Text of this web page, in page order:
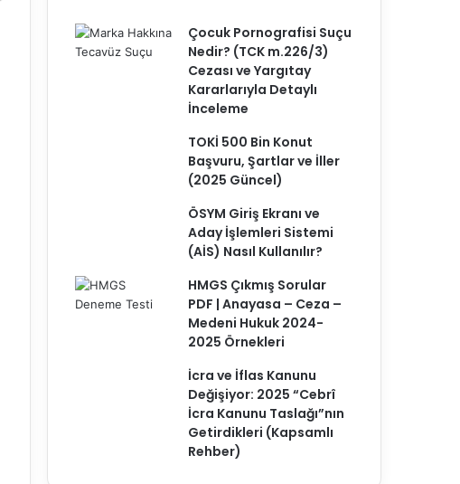
Çocuk Pornografisi Suçu
Nedir? (TCK m.226/3)
Cezası ve Yargıtay
Kararlarıyla Detaylı
İnceleme
TOKİ 500 Bin Konut
Başvuru, Şartlar ve İller
(2025 Güncel)
ÖSYM Giriş Ekranı ve
Aday İşlemleri Sistemi
(AİS) Nasıl Kullanılır?
HMGS Çıkmış Sorular
PDF | Anayasa – Ceza –
Medeni Hukuk 2024-
2025 Örnekleri
İcra ve İflas Kanunu
Değişiyor: 2025 “Cebrî
İcra Kanunu Taslağı”nın
Getirdikleri (Kapsamlı
Rehber)